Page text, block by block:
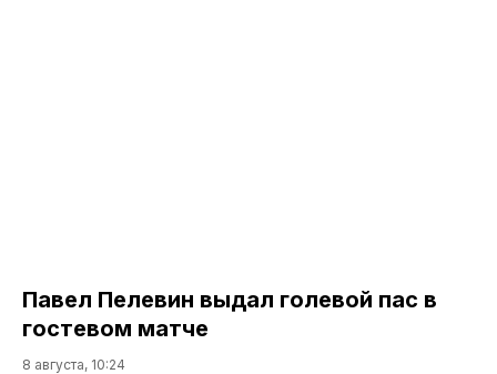
Павел Пелевин выдал голевой пас в
гостевом матче
8 августа, 10:24